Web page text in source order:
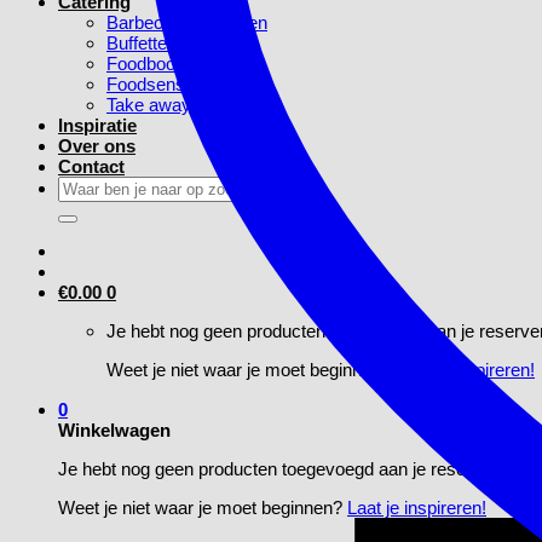
Barbecue Pakketten
Buffetten
Foodbook
Foodsensaties
Take away
Inspiratie
Over ons
Contact
Zoeken
naar:
€0.00 0
Je hebt nog geen producten toegevoegd aan je
Weet je niet waar je moet beginnen?
Laat je inspireren!
0
Winkelwagen
Je hebt nog geen producten toegevoegd aan je reservering
Weet je niet waar je moet beginnen? Laat je inspireren!